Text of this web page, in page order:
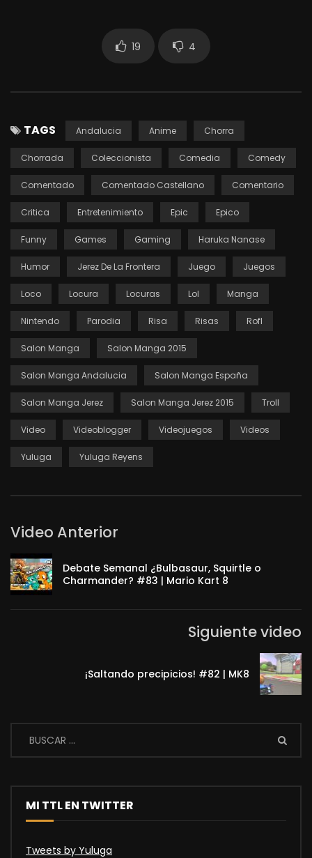
19 4
TAGS Andalucia Anime Chorra
Chorrada Coleccionista Comedia Comedy
Comentado Comentado Castellano Comentario
Critica Entretenimiento Epic Epico
Funny Games Gaming Haruka Nanase
Humor Jerez De La Frontera Juego Juegos
Loco Locura Locuras Lol Manga
Nintendo Parodia Risa Risas Rofl
Salon Manga Salon Manga 2015
Salon Manga Andalucia Salon Manga España
Salon Manga Jerez Salon Manga Jerez 2015 Troll
Video Videoblogger Videojuegos Videos
Yuluga Yuluga Reyens
Video Anterior
Debate Semanal ¿Bulbasaur, Squirtle o
Charmander? #83 | Mario Kart 8
Siguiente video
¡Saltando precipicios! #82 | MK8
MI TTL EN TWITTER
Tweets by Yuluga